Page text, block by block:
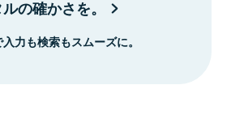
の確かさを。
力も検索もスムーズに。